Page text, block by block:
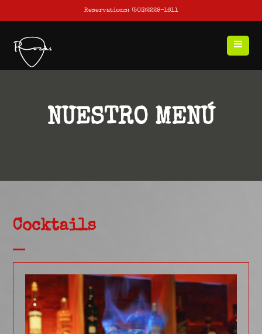
Reservations: (503)2229-1611
NUESTRO MENÚ
Cocktails